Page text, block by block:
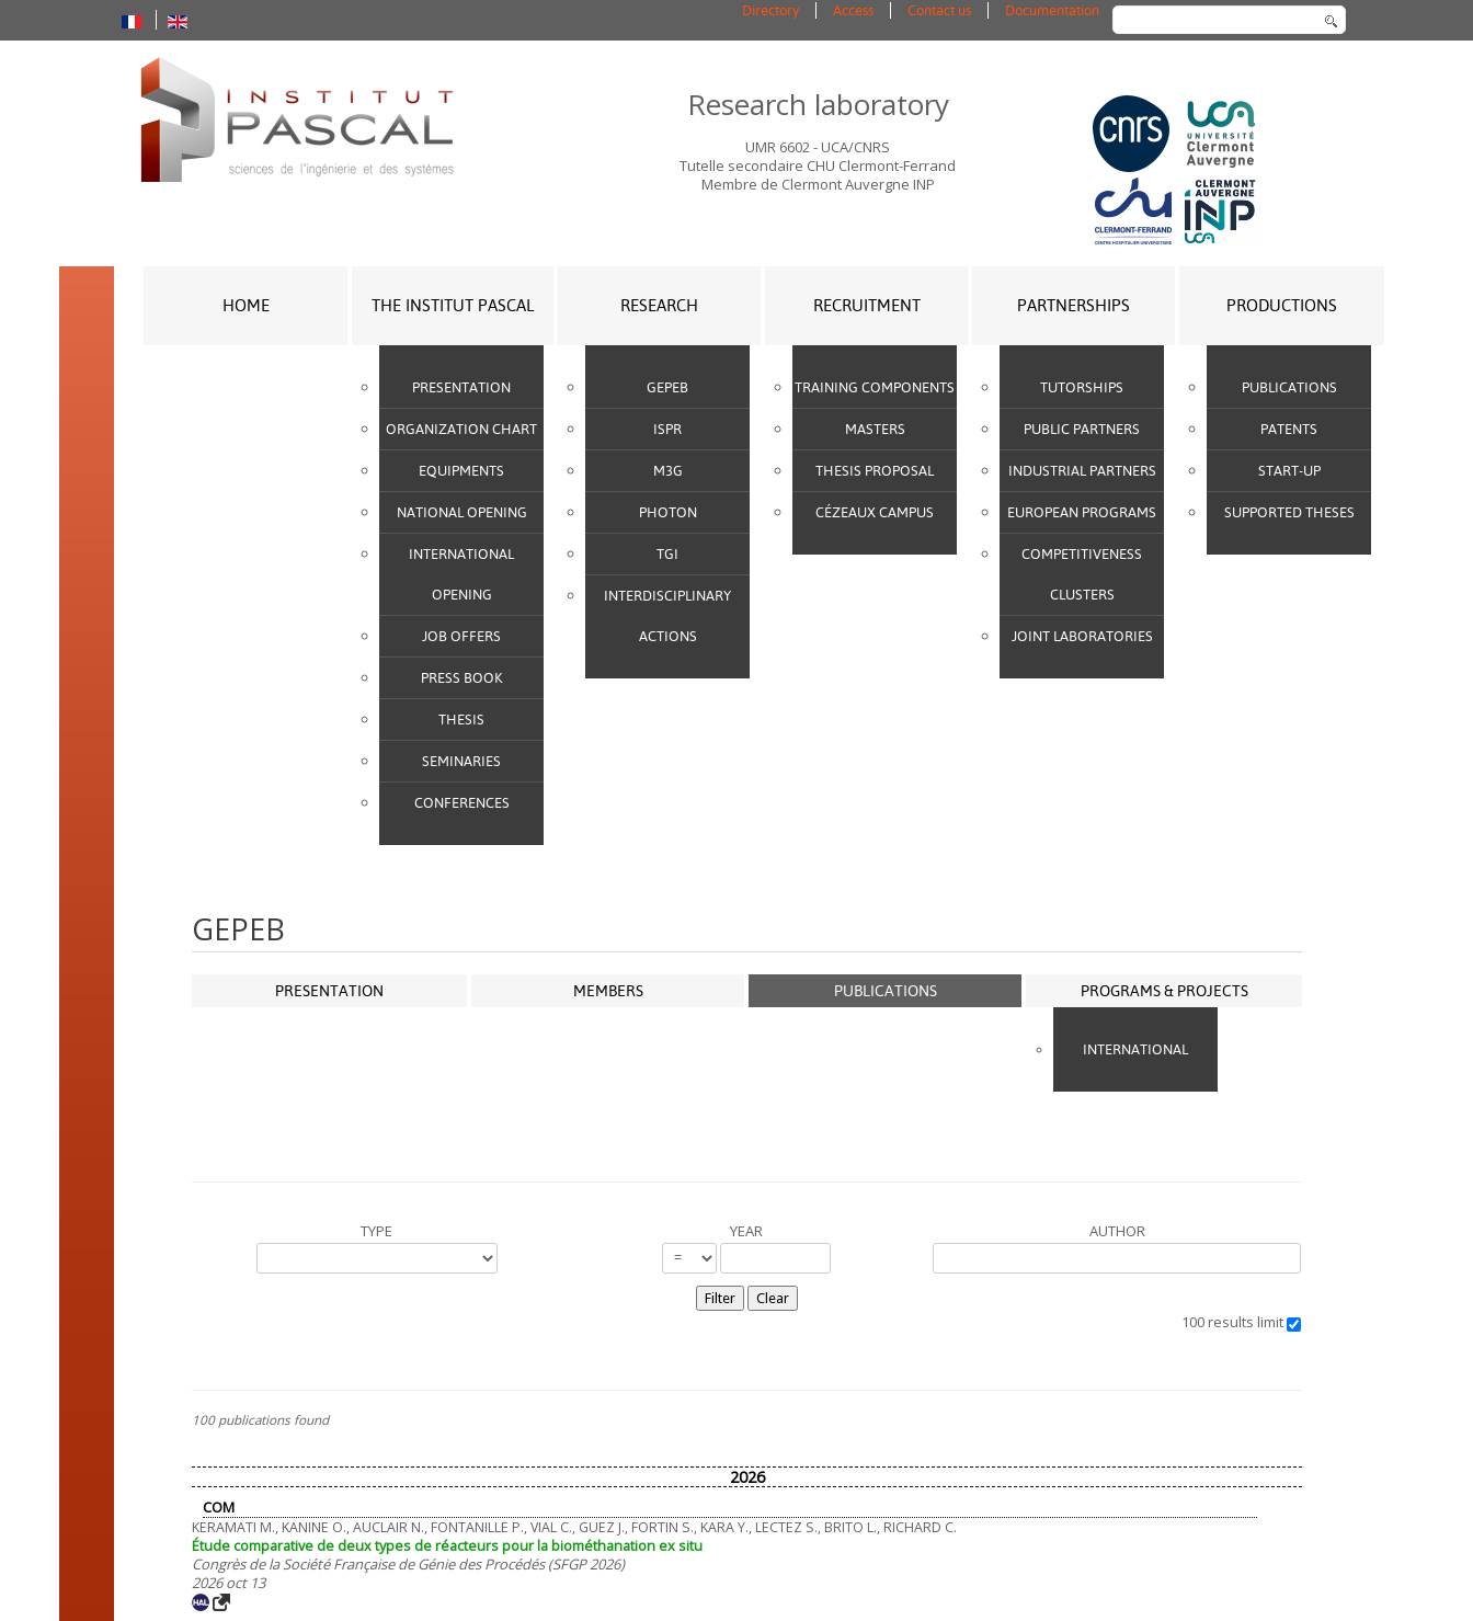
Search
...
Documentation
Contact us
Access
Directory
Research laboratory
UMR 6602 - UCA/CNRS
Tutelle secondaire CHU Clermont-Ferrand
Membre de Clermont Auvergne INP
HOME THE INSTITUT PASCAL
PRESENTATION
ORGANIZATION CHART
EQUIPMENTS
NATIONAL OPENING
INTERNATIONAL
OPENING
JOB OFFERS
PRESS BOOK
THESIS
SEMINARIES
CONFERENCES
RESEARCH
GEPEB
ISPR
M3G
PHOTON
TGI
INTERDISCIPLINARY
ACTIONS
RECRUITMENT
TRAINING COMPONENTS
MASTERS
THESIS PROPOSAL
CÉZEAUX CAMPUS
PARTNERSHIPS
TUTORSHIPS
PUBLIC PARTNERS
INDUSTRIAL PARTNERS
EUROPEAN PROGRAMS
COMPETITIVENESS
CLUSTERS
JOINT LABORATORIES
PRODUCTIONS
PUBLICATIONS
PATENTS
START-UP
SUPPORTED THESES
GEPEB
PRESENTATION MEMBERS PUBLICATIONS PROGRAMS & PROJECTS
INTERNATIONAL
TYPE YEAR AUTHOR
100 results limit
100 publications found
2026
COM
KERAMATI M., KANINE O., AUCLAIR N., FONTANILLE P., VIAL C., GUEZ J., FORTIN S., KARA Y., LECTEZ S., BRITO L., RICHARD C.
Étude comparative de deux types de réacteurs pour la biométhanation ex situ
Congrès de la Société Française de Génie des Procédés (SFGP 2026)
2026 oct 13